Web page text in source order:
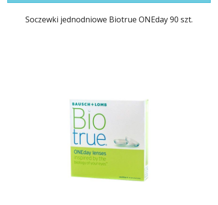
Soczewki jednodniowe Biotrue ONEday 90 szt.